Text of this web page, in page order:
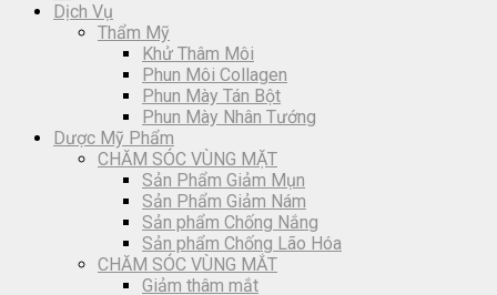
Dịch Vụ
Thẩm Mỹ
Khử Thâm Môi
Phun Môi Collagen
Phun Mày Tán Bột
Phun Mày Nhân Tướng
Dược Mỹ Phẩm
CHĂM SÓC VÙNG MẶT
Sản Phẩm Giảm Mụn
Sản Phẩm Giảm Nám
Sản phẩm Chống Nắng
Sản phẩm Chống Lão Hóa
CHĂM SÓC VÙNG MẮT
Giảm thâm mắt